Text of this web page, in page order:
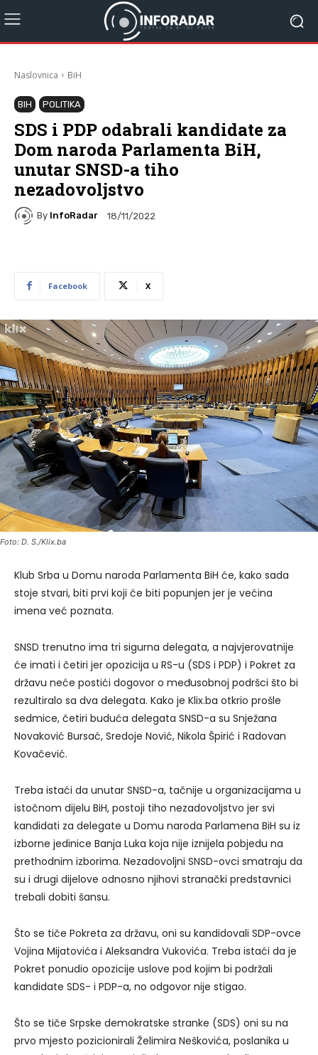
Naslovnica BiH
BIH POLITIKA
SDS i PDP odabrali kandidate za
Dom naroda Parlamenta BiH,
unutar SNSD-a tiho
nezadovoljstvo
By InfoRadar 18/11/2022
Facebook X
Foto: D. S./Klix.ba
Klub Srba u Domu naroda Parlamenta BiH će, kako sada
stoje stvari, biti prvi koji će biti popunjen jer je većina
imena već poznata.
SNSD trenutno ima tri sigurna delegata, a najvjerovatnije
će imati i četiri jer opozicija u RS-u (SDS i PDP) i Pokret za
državu neće postići dogovor o međusobnoj podršci što bi
rezultiralo sa dva delegata. Kako je Klix.ba otkrio prošle
sedmice, četiri buduća delegata SNSD-a su Snježana
Novaković Bursać, Sredoje Nović, Nikola Špirić i Radovan
Kovačević.
Treba istaći da unutar SNSD-a, tačnije u organizacijama u
istočnom dijelu BiH, postoji tiho nezadovoljstvo jer svi
kandidati za delegate u Domu naroda Parlamena BiH su iz
izborne jedinice Banja Luka koja nije iznijela pobjedu na
prethodnim izborima. Nezadovoljni SNSD-ovci smatraju da
su i drugi dijelove odnosno njihovi stranački predstavnici
trebali dobiti šansu.
Što se tiče Pokreta za državu, oni su kandidovali SDP-ovce
Vojina Mijatovića i Aleksandra Vukovića. Treba istaći da je
Pokret ponudio opozicije uslove pod kojim bi podržali
kandidate SDS- i PDP-a, no odgovor nije stigao.
Što se tiče Srpske demokratske stranke (SDS) oni su na
prvo mjesto pozicionirali Želimira Neškovića, poslanika u